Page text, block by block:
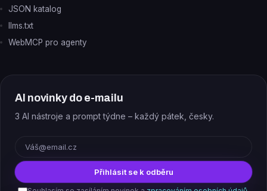
JSON katalog
llms.txt
WebMCP pro agenty
AI novinky do e-mailu
3 AI nástroje a prompt týdne – každý pátek, česky.
Přihlásit se k odběru